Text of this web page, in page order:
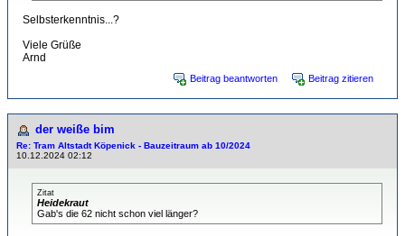
Selbsterkenntnis...?
Viele Grüße
Arnd
Beitrag beantworten Beitrag zitieren
der weiße bim
Re: Tram Altstadt Köpenick - Bauzeitraum ab 10/2024
10.12.2024 02:12
Zitat
Heidekraut
Gab's die 62 nicht schon viel länger?